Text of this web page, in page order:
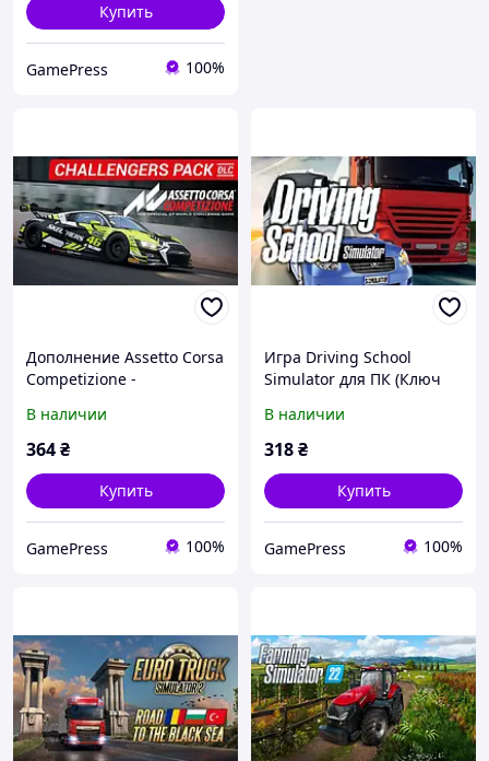
Купить
GamePress 100%
Дополнение Assetto Corsa
Competizione -
для ПК (Ключ активации
Steam)
В наличии
364₴
Купить
GamePress 100%
Игра Driving School
Simulator для ПК (Ключ
В наличии
318₴
Купить
GamePress 100%